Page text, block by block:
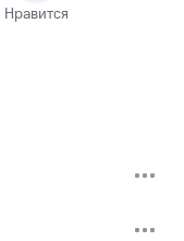
Нравится